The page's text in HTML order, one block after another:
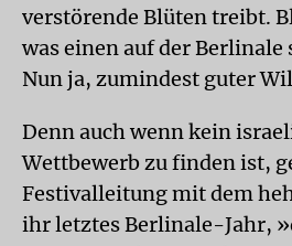
verstörende Blüten treibt.
was einen auf der Berlinale
Nun ja, zumindest guter
Denn auch wenn kein
Wettbewerb zu finden ist,
Festivalleitung mit dem
ihr letztes Berlinale-Jahr,